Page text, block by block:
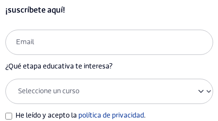
¡suscríbete aquí!
¿Qué etapa educativa te interesa?
He leído y acepto la política de privacidad.